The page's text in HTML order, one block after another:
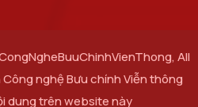
All
nghệ Bưu chính Viễn thông
dung trên website này